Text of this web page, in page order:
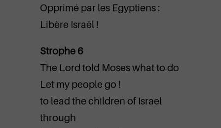
Opprimé par les Egyptiens :
Libère Israël !
Strophe 6
The Lord told Moses what to do
Let my people go !
to lead the children of Israel
through